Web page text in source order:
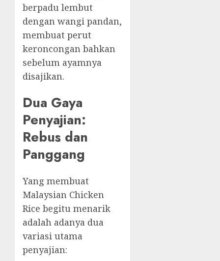
berpadu lembut
dengan wangi pandan,
membuat perut
keroncongan bahkan
sebelum ayamnya
disajikan.
Dua Gaya
Penyajian:
Rebus dan
Panggang
Yang membuat
Malaysian Chicken
Rice begitu menarik
adalah adanya dua
variasi utama
penyajian: